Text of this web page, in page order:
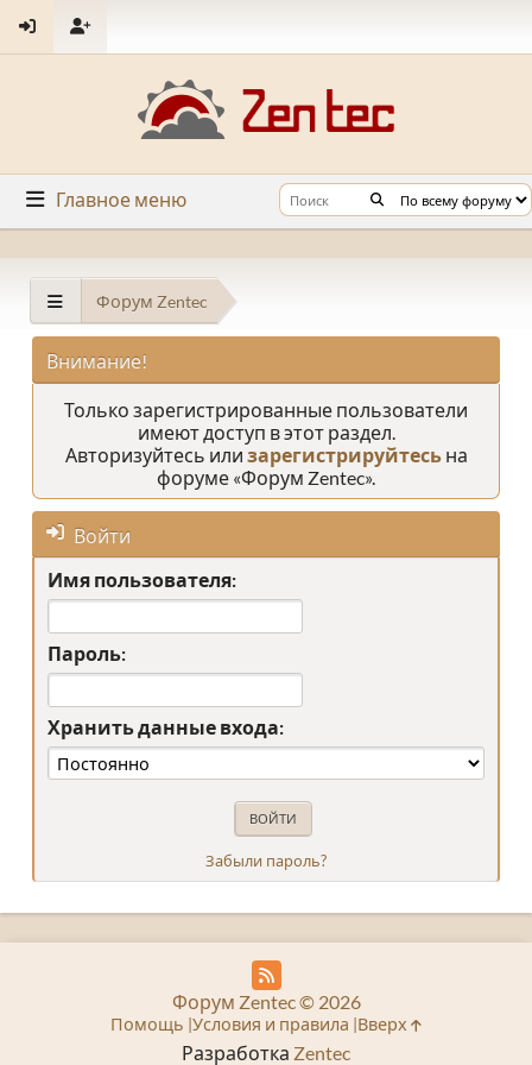
Главное меню
Форум Zentec
Внимание!
Только зарегистрированные пользователи
имеют доступ в этот раздел.
Авторизуйтесь или зарегистрируйтесьна
форуме «Форум Zentec».
Войти
Имя пользователя:
Пароль:
Хранить данные входа:
Забыли пароль?
Разработка Zentec
Форум Zentec © 2026
Помощь Условия и правила Вверх